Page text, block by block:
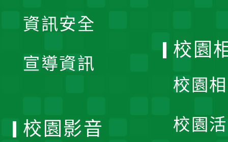
資訊安全
宣導資訊
校園
校園
校園
校園影音